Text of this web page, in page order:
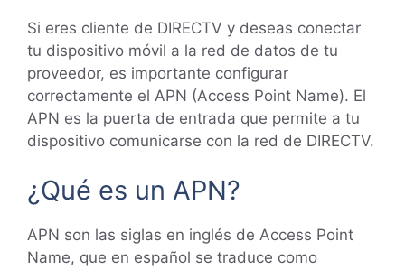
Si eres cliente de DIRECTV y deseas conectar
tu dispositivo móvil a la red de datos de tu
proveedor, es importante configurar
correctamente el APN (Access Point Name). El
APN es la puerta de entrada que permite a tu
dispositivo comunicarse con la red de DIRECTV.
¿Qué es un APN?
APN son las siglas en inglés de Access Point
Name, que en español se traduce como